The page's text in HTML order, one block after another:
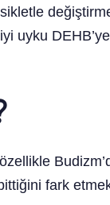
uyku
fark